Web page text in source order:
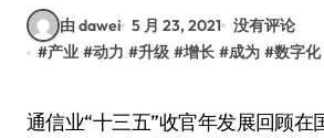
由 dawei 5 月 23, 2021 没有评论
#产业 #动力 #升级 #增长 #成为 #数字化
通信业“十三五”收官年发展回顾在国家《信息通信行